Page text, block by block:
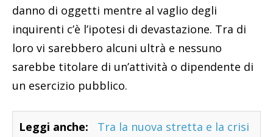
danno di oggetti mentre al vaglio degli
inquirenti c’è l’ipotesi di devastazione. Tra di
loro vi sarebbero alcuni ultrà e nessuno
sarebbe titolare di un’attività o dipendente di
un esercizio pubblico.
Leggi anche:
Tra la nuova stretta e la crisi